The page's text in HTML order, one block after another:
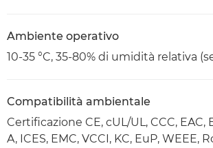
Ambiente operativo
10-35 °C, 35-80% di umidità relativa
Compatibilità ambientale
Certificazione CE, cUL/UL, CCC, EAC,
A, ICES, EMC, VCCI, KC, EuP, WEEE,